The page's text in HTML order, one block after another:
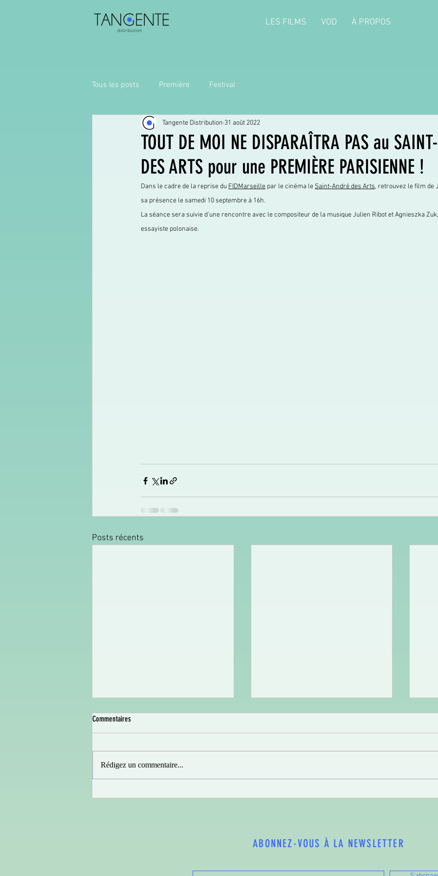
LES FILMS VOD À PROPOS
Tous les posts Première Festival
TOUT DE MOI NE DISPARAÎTRA PAS au
DES ARTS pour une PREMIÈRE PARISIENNE !
Tangente Distribution 31 août 2022
Dans le cadre de la reprise du FIDMarseille par le cinéma le Saint-André des Arts, retrouvez le film de
sa présence le samedi 10 septembre à 16h.
La séance sera suivie d'une rencontre avec le compositeur de la musique Julien Ribot et Agnieszka
essayiste polonaise.
Posts récents
Commentaires
Rédigez un commentaire...
ABONNEZ-VOUS À LA NEWSLETTER